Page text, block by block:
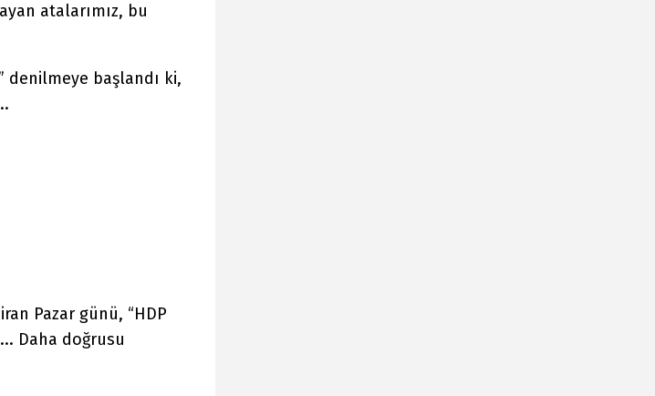
atalarımız, bu
denilmeye başlandı ki,
Pazar günü, “HDP
Daha doğrusu